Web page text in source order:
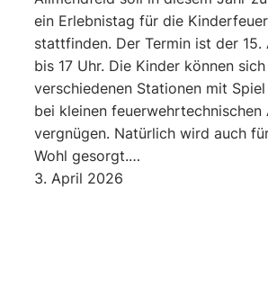
ein Erlebnistag für die
stattfinden. Der Termin ist der 15.
bis 17 Uhr. Die Kinder können
verschiedenen Stationen mit
bei kleinen feuerwehrtechnischen
vergnügen. Natürlich wird auch
Wohl gesorgt.…
3. April 2026